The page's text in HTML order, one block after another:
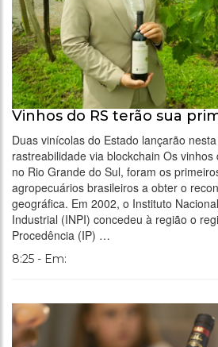
Vinhos do RS terão sua
Duas vinícolas do Estado lançarão
rastreabilidade via blockchain Os vinhos
no Rio Grande do Sul, foram os
agropecuários brasileiros a obter o
geográfica. Em 2002, o Instituto
Industrial (INPI) concedeu à região o
Procedência (IP) …
8:25 - Em: